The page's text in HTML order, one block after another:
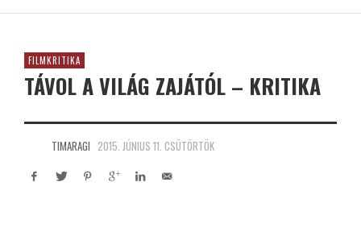
FILMKRITIKA
TÁVOL A VILÁG ZAJÁTÓL – KRITIKA
TIMARAGI 2015. JÚNIUS 11. CSÜTÖRTÖK